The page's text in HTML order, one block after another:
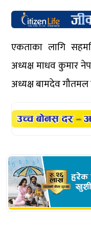
एकताका लागि
अध्यक्ष माधव कुमार
अध्यक्ष बामदेव गौतमल